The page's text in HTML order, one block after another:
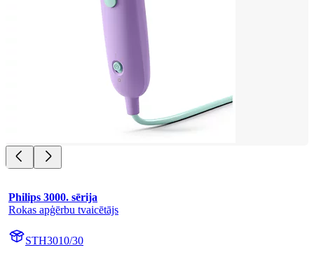
Philips 3000. sērija
Rokas apģērbu tvaicētājs
STH3010/30